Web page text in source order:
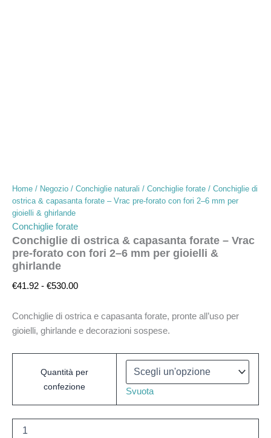
Home / Negozio / Conchiglie naturali / Conchiglie forate / Conchiglie di
ostrica & capasanta forate – Vrac pre-forato con fori 2–6 mm per
gioielli & ghirlande
Conchiglie forate
Conchiglie di ostrica & capasanta forate – Vrac
pre-forato con fori 2–6 mm per gioielli &
ghirlande
€41.92 - €530.00
Conchiglie di ostrica e capasanta forate, pronte all’uso per
gioielli, ghirlande e decorazioni sospese.
Quantità per
confezione
Svuota